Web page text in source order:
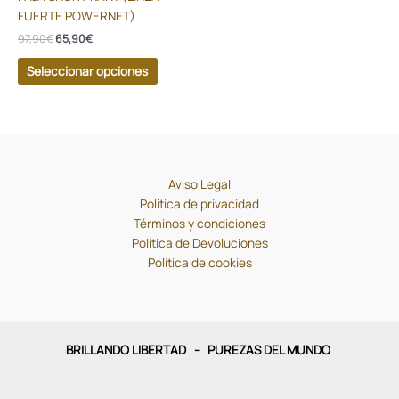
FUERTE POWERNET)
97,90€65,90€
Seleccionar opciones
variantes.
se
pueden
de
producto
Aviso Legal
Politica de privacidad
Términos y condiciones
Política de Devoluciones
Política de cookies
BRILLANDO LIBERTAD - PUREZAS DEL MUNDO